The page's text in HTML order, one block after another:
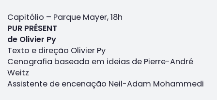
Capitólio – Parque Mayer, 18h
PUR PRÉSENT
de Olivier Py
Texto e direção Olivier Py
Cenografia baseada em ideias de Pierre-André
Weitz
Assistente de encenação Neil-Adam Mohammedi